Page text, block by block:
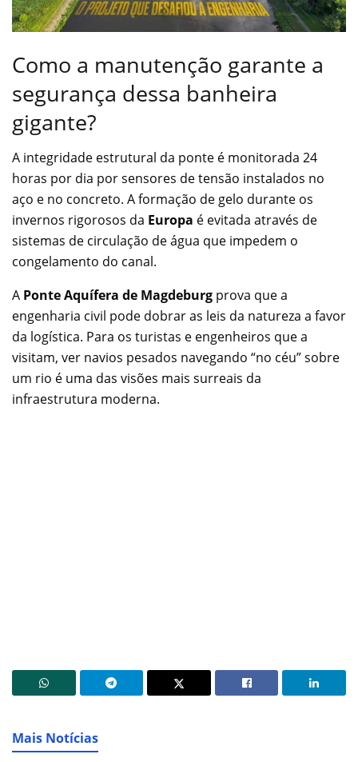
Como a manutenção garante a
segurança dessa banheira
gigante?
A integridade estrutural da ponte é monitorada 24
horas por dia por sensores de tensão instalados no
aço e no concreto. A formação de gelo durante os
invernos rigorosos da Europa é evitada através de
sistemas de circulação de água que impedem o
congelamento do canal.
A Ponte Aquífera de Magdeburg prova que a
engenharia civil pode dobrar as leis da natureza a favor
da logística. Para os turistas e engenheiros que a
visitam, ver navios pesados navegando “no céu” sobre
um rio é uma das visões mais surreais da
infraestrutura moderna.
Mais Notícias